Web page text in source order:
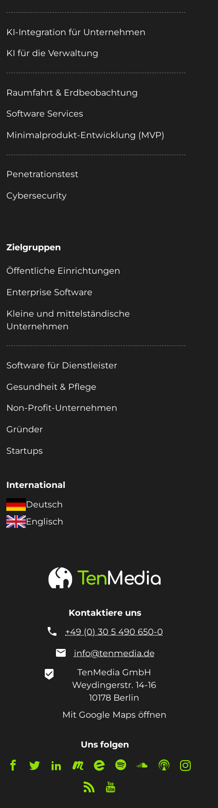
KI-Integration für Unternehmen
KI für die Verwaltung
Raumfahrt & Erdbeobachtung
Software Services
Minimalprodukt-Entwicklung (MVP)
Penetrationstest
Cybersecurity
Zielgruppen
Öffentliche Einrichtungen
Enterprise Software
Kleine und mittelständische
Unternehmen
Software für Dienstleister
Gesundheit & Pflege
Non-Profit-Unternehmen
Gründer
Startups
International
Deutsch
Englisch
Kontaktiere uns
 +49 (0) 30 5 490 650-0
 info@tenmedia.de
beenhere
TenMedia GmbH
Weydingerstr. 14-16
10178 Berlin
Mit Google Maps öffnen
Uns folgen